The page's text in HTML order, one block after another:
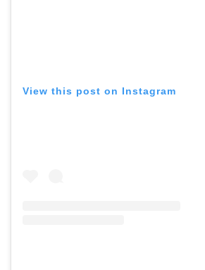
View this post on Instagram